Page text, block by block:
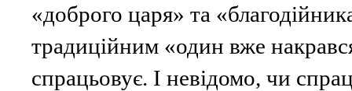
«доброго царя» та
традиційним «один вже
спрацьовує. І невідомо, чи